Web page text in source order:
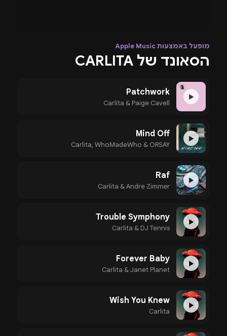
מופעל באמצעות Apple Music
הסאונד של CARLITA
▶
Patchwork
Carlita & Paige Cavell
▶
Mind Off
Carlita, WhoMadeWho & ORSAY
▶
Raf
Carlita & Andre Zimmer
▶
Trouble Symphony
Carlita & DJ Tennis
▶
Forever Baby
Carlita & Janet Planet
▶
Wish You Knew
Carlita